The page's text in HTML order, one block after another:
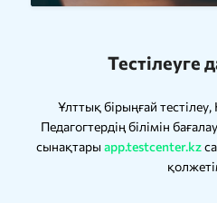
Тестілеуге
Ұлттық бірыңғай
Педагогтердің білімін
сынақтары app.testcenter.kz